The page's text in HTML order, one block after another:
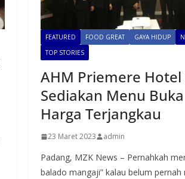
FEATURED FOOD GREAT GAYA HIDUP
TOP STORIES
AHM Priemere Hotel
Sediakan Menu
Harga Terjangkau
23 Maret 2023 admin
Padang, MZK News – Pernahkah
balado mangaji” kalau belum pernah